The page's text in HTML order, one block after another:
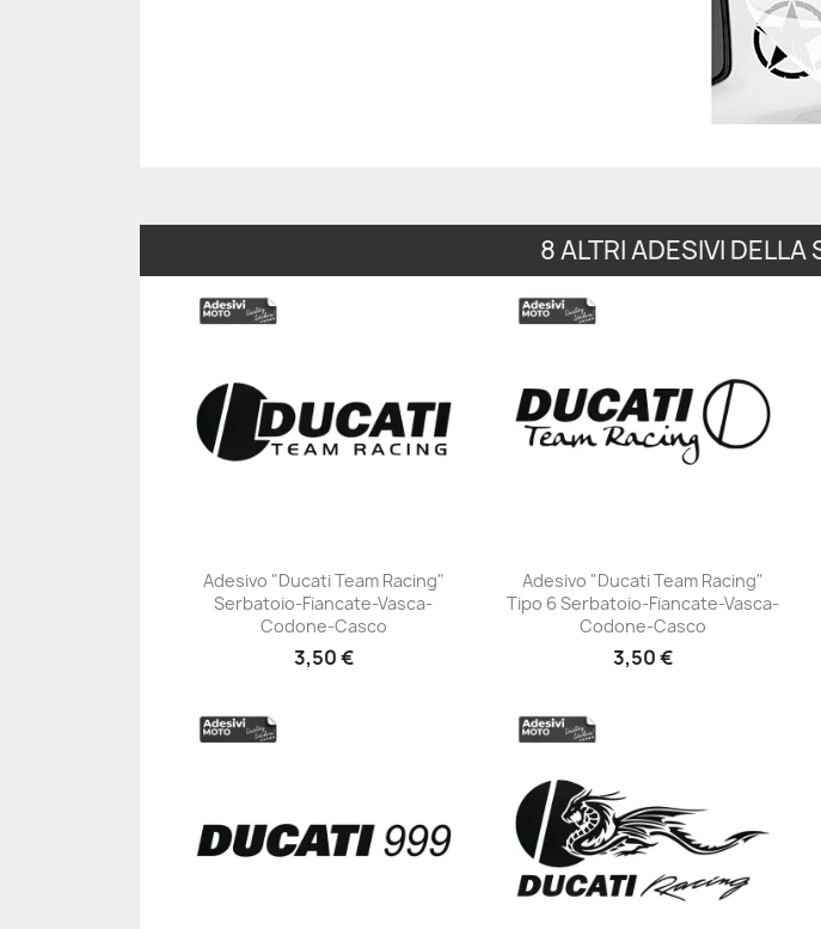
8 ALTRI ADESIVI
+23
Adesivo "Ducati Team Racing"
Serbatoio-Fiancate-Vasca-
Codone-Casco
3,50 €
+23
Adesivo "Ducati Team Racing"
Tipo 6 Serbatoio-Fiancate-Vasca-
Codone-Casco
3,50 €